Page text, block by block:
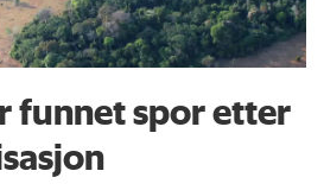
funnet spor etter